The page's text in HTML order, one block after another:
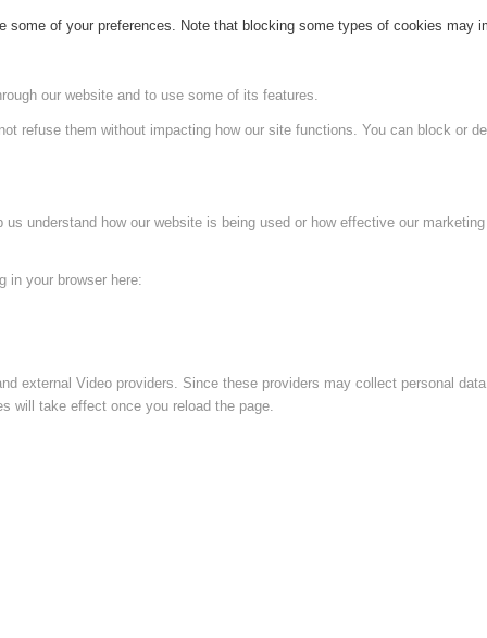
of your preferences. Note that blocking some types of cookies may
our website and to use some of its features.
refuse them without impacting how our site functions. You can block or
understand how our website is being used or how effective our
in your browser here:
external Video providers. Since these providers may collect personal
will take effect once you reload the page.